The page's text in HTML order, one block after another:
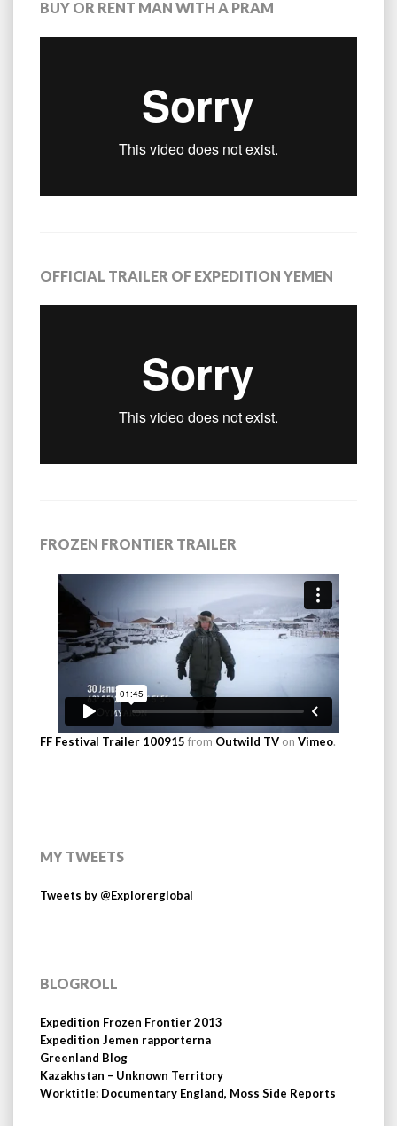
BUY OR RENT MAN WITH A PRAM
OFFICIAL TRAILER OF EXPEDITION YEMEN
FROZEN FRONTIER TRAILER
FF Festival Trailer 100915 from Outwild TV on Vimeo.
MY TWEETS
Tweets by @Explorerglobal
BLOGROLL
Expedition Frozen Frontier 2013
Expedition Jemen rapporterna
Greenland Blog
Kazakhstan – Unknown Territory
Worktitle: Documentary England, Moss Side Reports